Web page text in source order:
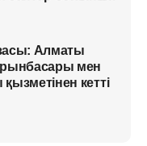
Алматы
мен
кетті